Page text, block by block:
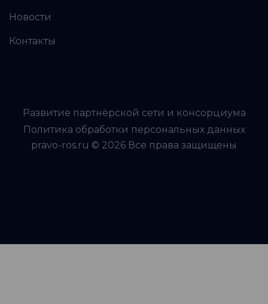
Новости
Контакты
Развитие партнёрской сети и консорциума
Политика обработки персональных данных
pravo-ros.ru © 2026 Все права защищены